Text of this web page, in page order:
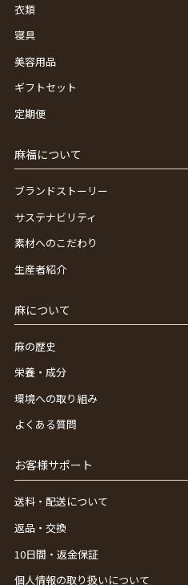
衣類
寝具
美容用品
ギフトセット
定期便
麻福について
ブランドストーリー
サステナビリティ
素材へのこだわり
生産者紹介
麻について
麻の歴史
栄養・成分
環境への取り組み
よくある質問
お客様サポート
送料・配送について
返品・交換
10日間・返金保証
個人情報の取り扱いについて